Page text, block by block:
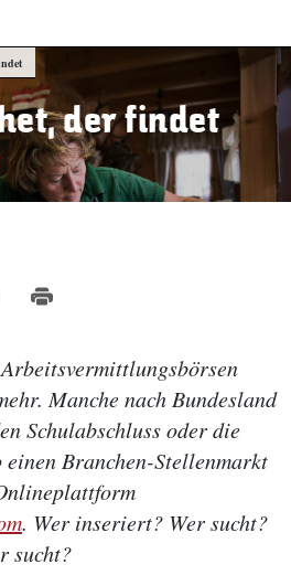
der findet
Manche nach Bundesland
Schulabschluss oder die
einen Branchen-Stellenmarkt
. Wer inseriert? Wer sucht?
sucht?